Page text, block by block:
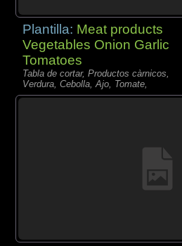
Plantilla: Meat products
Vegetables Onion Garlic
Tomatoes
Tabla de cortar, Productos càrnicos,
Verdura, Cebolla, Ajo, Tomate,